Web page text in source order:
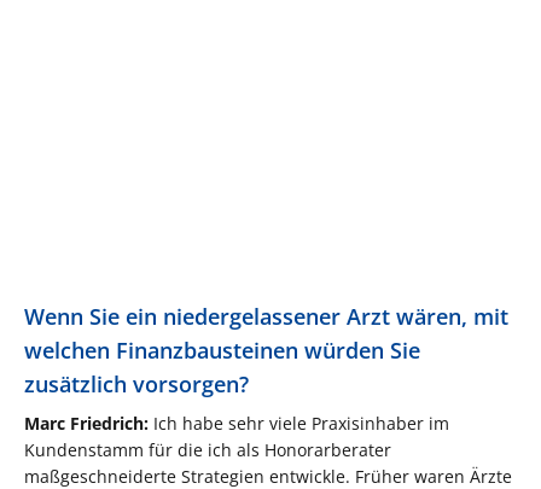
Wenn Sie ein niedergelassener Arzt wären, mit
welchen Finanzbausteinen würden Sie
zusätzlich vorsorgen?
Marc Friedrich: Ich habe sehr viele Praxisinhaber im
Kundenstamm für die ich als Honorarberater
maßgeschneiderte Strategien entwickle. Früher waren Ärzte